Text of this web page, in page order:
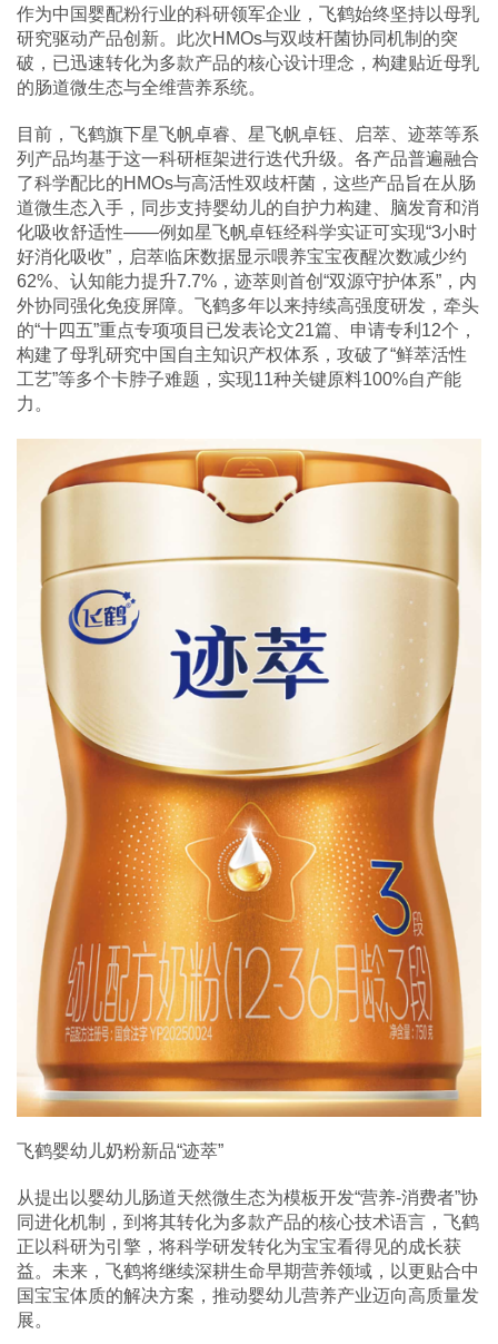
作为中国婴配粉行业的科研领军企业，飞鹤始终坚持以母乳
研究驱动产品创新。此次HMOs与双歧杆菌协同机制的突
破，已迅速转化为多款产品的核心设计理念，构建贴近母乳
的肠道微生态与全维营养系统。
目前，飞鹤旗下星飞帆卓睿、星飞帆卓钰、启萃、迹萃等系
列产品均基于这一科研框架进行迭代升级。各产品普遍融合
了科学配比的HMOs与高活性双歧杆菌，这些产品旨在从肠
道微生态入手，同步支持婴幼儿的自护力构建、脑发育和消
化吸收舒适性——例如星飞帆卓钰经科学实证可实现“3小时
好消化吸收”，启萃临床数据显示喂养宝宝夜醒次数减少约
62%、认知能力提升7.7%，迹萃则首创“双源守护体系”，内
外协同强化免疫屏障。飞鹤多年以来持续高强度研发，牵头
的“十四五”重点专项项目已发表论文21篇、申请专利12个，
构建了母乳研究中国自主知识产权体系，攻破了“鲜萃活性
工艺”等多个卡脖子难题，实现11种关键原料100%自产能
力。
飞鹤婴幼儿奶粉新品“迹萃”
从提出以婴幼儿肠道天然微生态为模板开发“营养-消费者”协
同进化机制，到将其转化为多款产品的核心技术语言，飞鹤
正以科研为引擎，将科学研发转化为宝宝看得见的成长获
益。未来，飞鹤将继续深耕生命早期营养领域，以更贴合中
国宝宝体质的解决方案，推动婴幼儿营养产业迈向高质量发
展。